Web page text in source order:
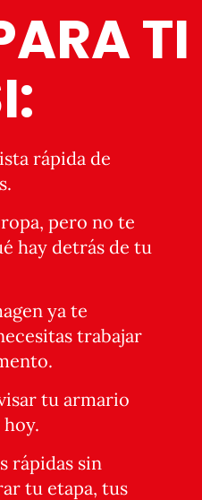
TI
rápida de
pero no te
hay detrás de tu
ya te
trabajar
tu armario
rápidas sin
tu etapa, tus